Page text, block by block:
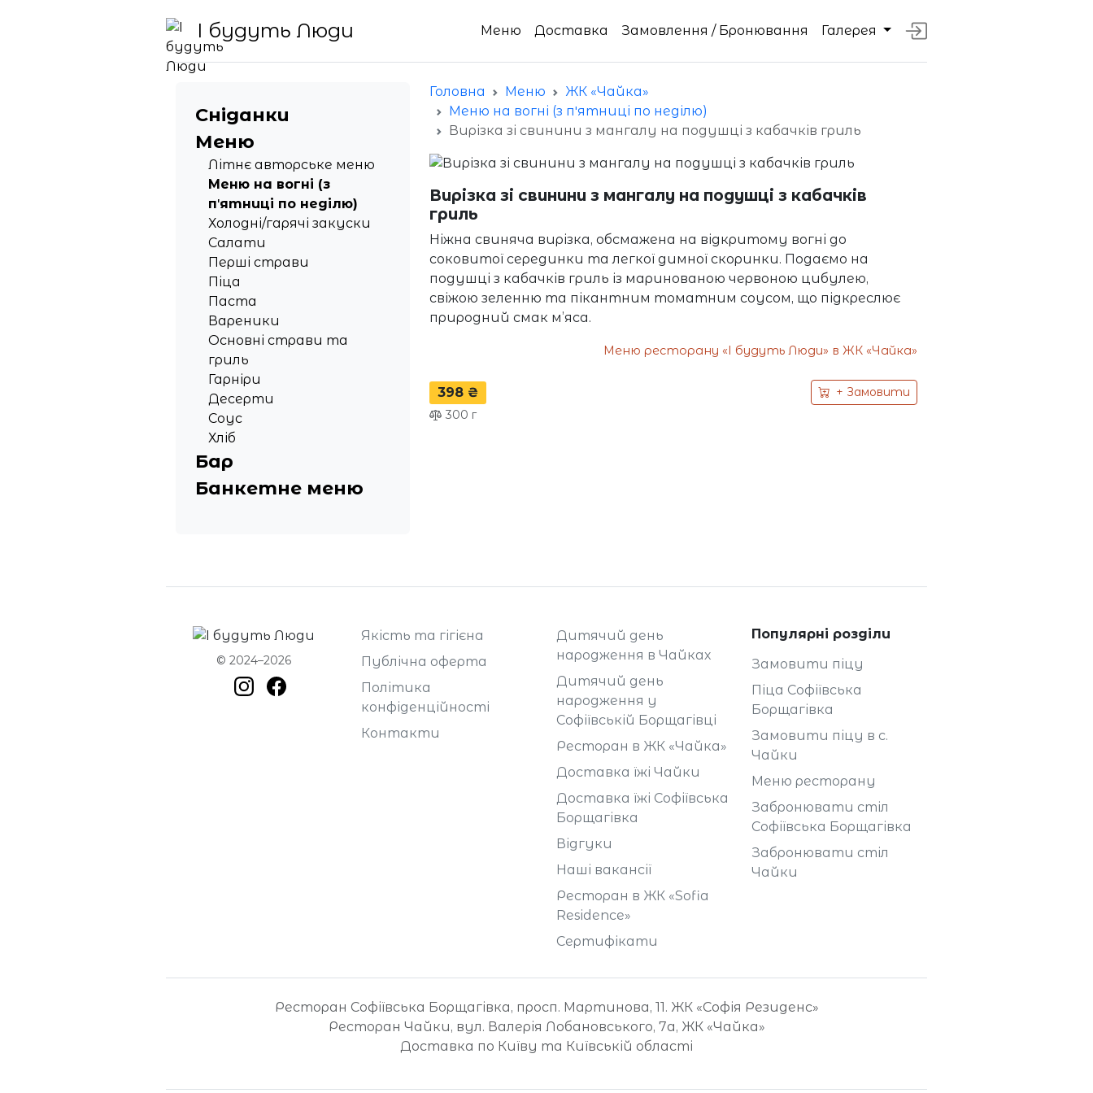
І будуть Люди Меню Доставка Замовлення / Бронювання Галерея
Сніданки
Меню
Літнє авторське меню
Меню на вогні (з
пʼятниці по неділю)
Холодні/гарячі закуски
Салати
Перші страви
Піца
Паста
Вареники
Основні страви та
гриль
Гарніри
Десерти
Соус
Хліб
Бар
Банкетне меню
Головна Меню
ЖК «Чайка»
Меню на вогні (з пʼятниці по неділю)
Вирізка зі свинини з мангалу на подушці з кабачків гриль
Вирізка зі свинини з мангалу на подушці з кабачків
гриль
Ніжна свиняча вирізка, обсмажена на відкритому вогні до
соковитої серединки та легкої димної скоринки. Подаємо на
подушці з кабачків гриль із маринованою червоною цибулею,
свіжою зеленню та пікантним томатним соусом, що підкреслює
природний смак м’яса.
Меню ресторану «І будуть Люди» в ЖК «Чайка»
398 ₴
+ Замовити
300 г
© 2024–2026
Якість та гігієна
Публічна оферта
Політика
конфіденційності
Контакти
Дитячий день
народження в Чайках
Дитячий день
народження у
Софіївській Борщагівці
Ресторан в ЖК «Чайка»
Доставка їжі Чайки
Доставка їжі Софіївська
Борщагівка
Відгуки
Наші вакансії
Ресторан в ЖК «Sofia
Residence»
Сертифікати
Популярні розділи
Замовити піцу
Піца Софіївська
Борщагівка
Замовити піцу в с.
Чайки
Меню ресторану
Забронювати стіл
Софіївська Борщагівка
Забронювати стіл
Чайки
Ресторан Софіївська Борщагівка, просп. Мартинова, 11. ЖК «Софія Резиденс»
Ресторан Чайки, вул. Валерія Лобановського, 7а, ЖК «Чайка»
Доставка по Київу та Київській області